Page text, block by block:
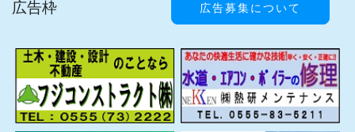
広告枠 広告募集について